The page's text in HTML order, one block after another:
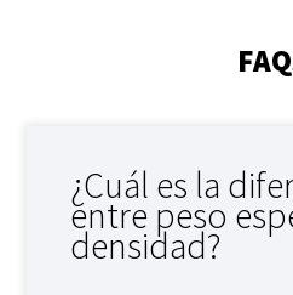
¿Cuál es la
entre peso
densidad?